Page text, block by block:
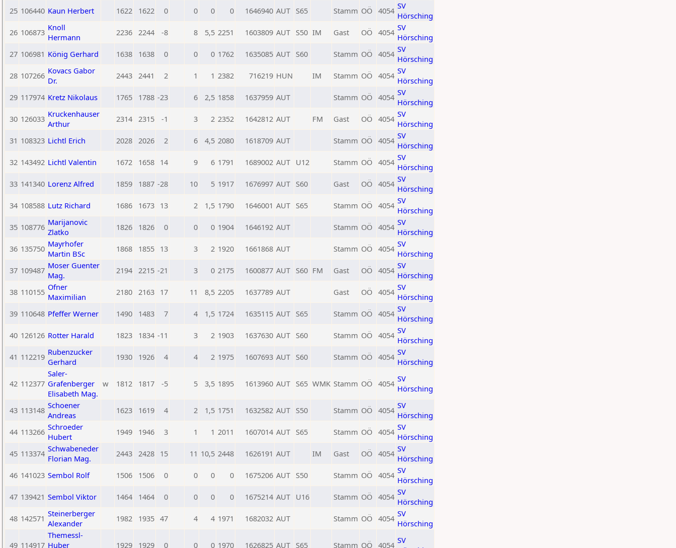
25 106440 Kaun Herbert 1622 1622 0 0 0 0 1646940 AUT S65 Stamm OÖ 4054 SV
Hörsching
26 106873 Knoll
Hermann
2236 2244 -8 8 5,5 2251 1603809 AUT S50 IM Gast OÖ 4054 SV
Hörsching
27 106981 König Gerhard 1638 1638 0 0 0 1762 1635085 AUT S60 Stamm OÖ 4054 SV
Hörsching
28 107266 Kovacs Gabor
Dr.
2443 2441 2 1 1 2382 716219 HUN IM Stamm OÖ 4054 SV
Hörsching
29 117974 Kretz Nikolaus 1765 1788 -23 6 2,5 1858 1637959 AUT Stamm OÖ 4054 SV
Hörsching
30 126033 Kruckenhauser
Arthur
2314 2315 -1 3 2 2352 1642812 AUT FM Gast OÖ 4054 SV
Hörsching
31 108323 Lichtl Erich 2028 2026 2 6 4,5 2080 1618709 AUT Stamm OÖ 4054 SV
Hörsching
32 143492 Lichtl Valentin 1672 1658 14 9 6 1791 1689002 AUT U12 Stamm OÖ 4054 SV
Hörsching
33 141340 Lorenz Alfred 1859 1887 -28 10 5 1917 1676997 AUT S60 Gast OÖ 4054 SV
Hörsching
34 108588 Lutz Richard 1686 1673 13 2 1,5 1790 1646001 AUT S65 Stamm OÖ 4054 SV
Hörsching
35 108776 Marijanovic
Zlatko
1826 1826 0 0 0 1904 1646192 AUT Stamm OÖ 4054 SV
Hörsching
36 135750 Mayrhofer
Martin BSc
1868 1855 13 3 2 1920 1661868 AUT Stamm OÖ 4054 SV
Hörsching
37 109487 Moser Guenter
Mag.
2194 2215 -21 3 0 2175 1600877 AUT S60 FM Gast OÖ 4054 SV
Hörsching
38 110155 Ofner
Maximilian
2180 2163 17 11 8,5 2205 1637789 AUT Gast OÖ 4054 SV
Hörsching
39 110648 Pfeffer Werner 1490 1483 7 4 1,5 1724 1635115 AUT S65 Stamm OÖ 4054 SV
Hörsching
40 126126 Rotter Harald 1823 1834 -11 3 2 1903 1637630 AUT S60 Stamm OÖ 4054 SV
Hörsching
41 112219 Rubenzucker
Gerhard
1930 1926 4 4 2 1975 1607693 AUT S60 Stamm OÖ 4054 SV
Hörsching
42 112377
Saler-
Grafenberger
Elisabeth Mag.
w 1812 1817 -5 5 3,5 1895 1613960 AUT S65 WMK Stamm OÖ 4054 SV
Hörsching
43 113148 Schoener
Andreas
1623 1619 4 2 1,5 1751 1632582 AUT S50 Stamm OÖ 4054 SV
Hörsching
44 113266 Schroeder
Hubert
1949 1946 3 1 1 2011 1607014 AUT S65 Stamm OÖ 4054 SV
Hörsching
45 113374 Schwabeneder
Florian Mag.
2443 2428 15 11 10,5 2448 1626191 AUT IM Gast OÖ 4054 SV
Hörsching
46 141023 Sembol Rolf 1506 1506 0 0 0 0 1675206 AUT S50 Stamm OÖ 4054 SV
Hörsching
47 139421 Sembol Viktor 1464 1464 0 0 0 0 1675214 AUT U16 Stamm OÖ 4054 SV
Hörsching
48 142571 Steinerberger
Alexander
1982 1935 47 4 4 1971 1682032 AUT Stamm OÖ 4054 SV
Hörsching
49 114917
Themessl-
Huber
1929 1929 0 0 0 1970 1626825 AUT S65 Stamm OÖ 4054 SV